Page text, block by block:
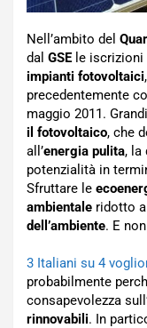
Nell’ambito del
dal GSEle iscrizioni
impianti fotovoltaici
precedentemente
maggio 2011.
il fotovoltaico, che
all’energia pulita, la
potenzialità in
Sfruttare le
ambientale ridotto
dell’ambiente. E
3 Italiani su 4
probabilmente
consapevolezza
rinnovabili. In